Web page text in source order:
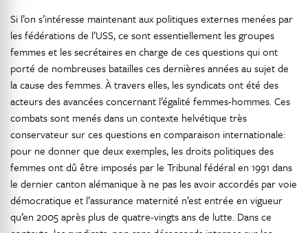
Si l’on s’intéresse maintenant aux politiques externes menées par
les fédérations de l’USS, ce sont essentiellement les groupes
femmes et les secrétaires en charge de ces questions qui ont
porté de nombreuses batailles ces dernières années au sujet de
la cause des femmes. À travers elles, les syndicats ont été des
acteurs des avancées concernant l’égalité femmes-hommes. Ces
combats sont menés dans un contexte helvétique très
conservateur sur ces questions en comparaison internationale:
pour ne donner que deux exemples, les droits politiques des
femmes ont dû être imposés par le Tribunal fédéral en 1991 dans
le dernier canton alémanique à ne pas les avoir accordés par voie
démocratique et l’assurance maternité n’est entrée en vigueur
qu’en 2005 après plus de quatre-vingts ans de lutte. Dans ce